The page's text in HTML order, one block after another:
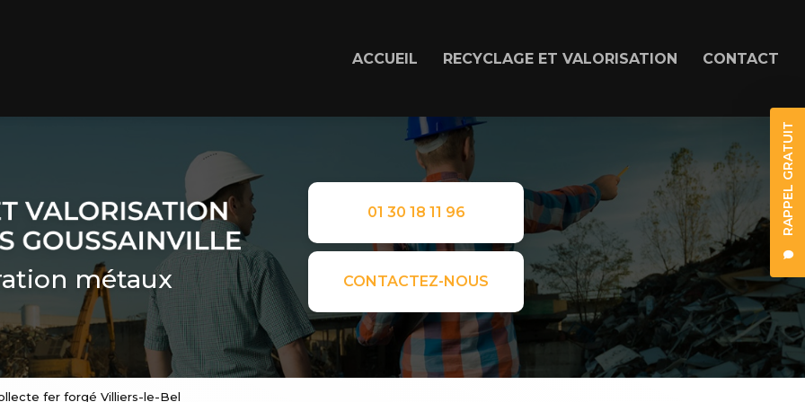
RAPPEL GRATUIT
ACCUEIL RECYCLAGE ET VALORISATION CONTACT
métaux
01 30 18 11 96
CONTACTEZ-NOUS
fer forgé Villiers-le-Bel